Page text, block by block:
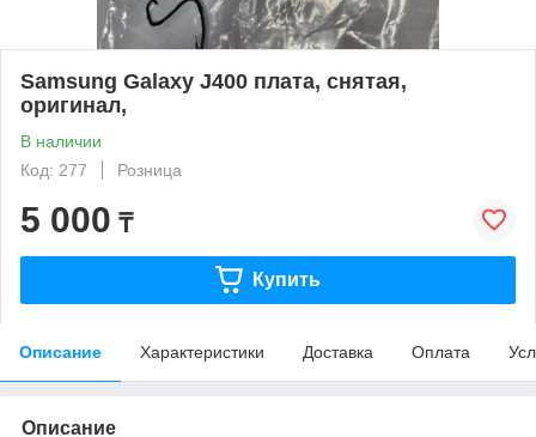
Samsung Galaxy J400 плата, снятая,
оригинал,
В наличии
Код: 277
Розница
5 000 ₸
Купить
Описание Характеристики Доставка Оплата
Описание